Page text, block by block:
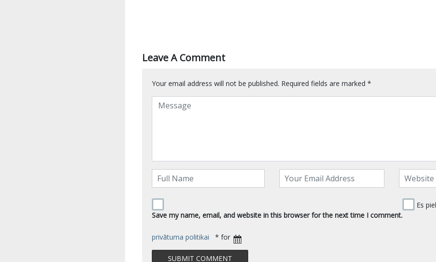
Leave A Comment
Your email address will not be published. Required fields are marked *
Save my name, email, and website in this browser for the next time I comment.
Es
privātuma politikai * for